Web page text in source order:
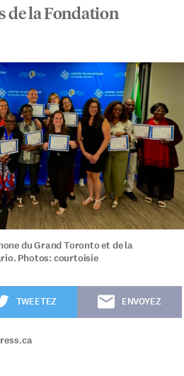
de la Fondation
du Grand Toronto et de la
Photos: courtoisie
TWEETEZ ENVOYEZ